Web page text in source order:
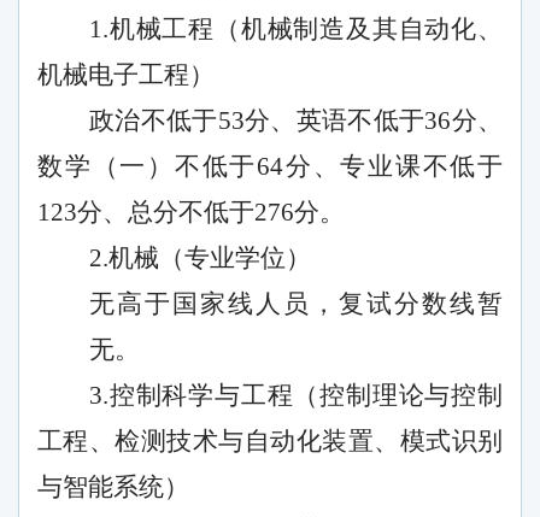
1.机械工程（机械制造及其自动化、
机械电子工程）
政治不低于53分、英语不低于36分、
数学（一）不低于64分、专业课不低于
123分、总分不低于276分。
2.机械（专业学位）
无高于国家线人员，复试分数线暂
无。
3.控制科学与工程（控制理论与控制
工程、检测技术与自动化装置、模式识别
与智能系统）